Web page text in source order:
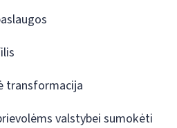
transformacija
valstybei sumokėti